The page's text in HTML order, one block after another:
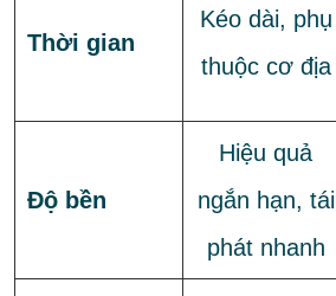
Thời gian
Kéo dài, phụ
thuộc cơ địa
Độ bền
Hiệu quả
ngắn hạn, tái
phát nhanh